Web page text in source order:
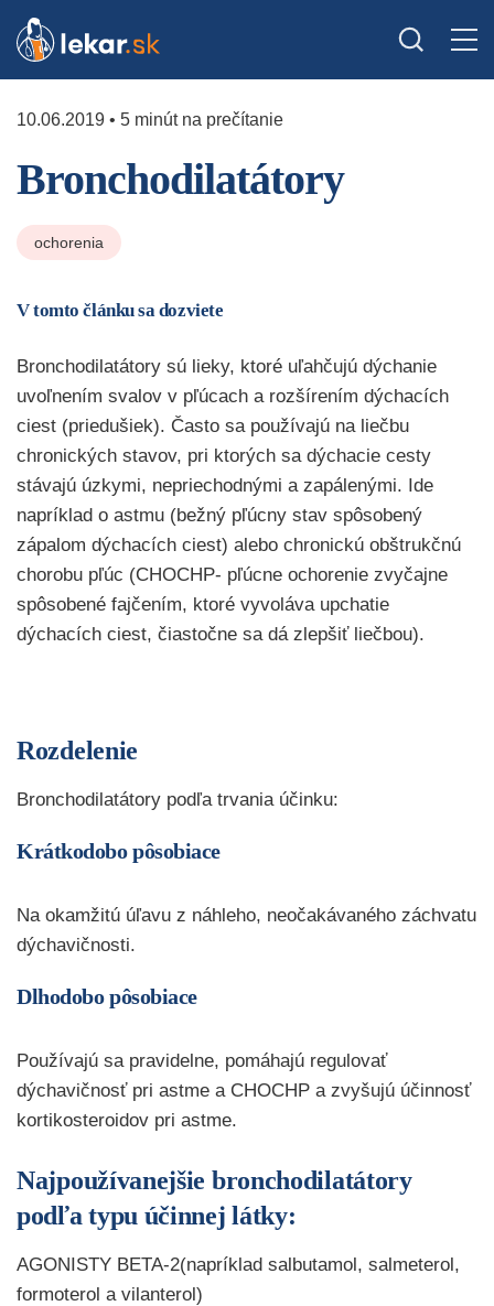
10.06.2019 • 5 minút na prečítanie
Bronchodilatátory
ochorenia
V tomto článku sa dozviete
Bronchodilatátory sú lieky, ktoré uľahčujú dýchanie
uvoľnením svalov v pľúcach a rozšírením dýchacích
ciest (priedušiek). Často sa používajú na liečbu
chronických stavov, pri ktorých sa dýchacie cesty
stávajú úzkymi, nepriechodnými a zapálenými. Ide
napríklad o astmu (bežný pľúcny stav spôsobený
zápalom dýchacích ciest) alebo chronickú obštrukčnú
chorobu pľúc (CHOCHP- pľúcne ochorenie zvyčajne
spôsobené fajčením, ktoré vyvoláva upchatie
dýchacích ciest, čiastočne sa dá zlepšiť liečbou).
Rozdelenie
Bronchodilatátory podľa trvania účinku:
Krátkodobo pôsobiace
Na okamžitú úľavu z náhleho, neočakávaného záchvatu
dýchavičnosti.
Dlhodobo pôsobiace
Používajú sa pravidelne, pomáhajú regulovať
dýchavičnosť pri astme a CHOCHP a zvyšujú účinnosť
kortikosteroidov pri astme.
Najpoužívanejšie bronchodilatátory
podľa typu účinnej látky:
AGONISTY BETA-2(napríklad salbutamol, salmeterol,
formoterol a vilanterol)